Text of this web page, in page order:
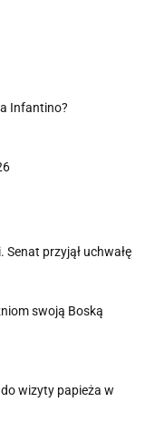
Infantino?
przyjął uchwałę
swoją Boską
wizyty papieża w